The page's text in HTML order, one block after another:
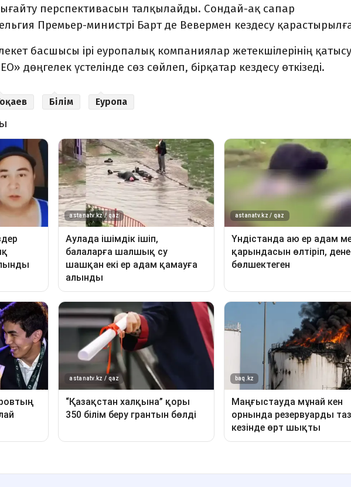
перспективасын талқылайды. Сондай-ақ сапар
Премьер-министрі Барт де Вевермен кездесу
басшысы ірі еуропалық компаниялар жетекшілерінің
дөңгелек үстелінде сөз сөйлеп, бірқатар кездесу өткізеді.
Білім Еуропа